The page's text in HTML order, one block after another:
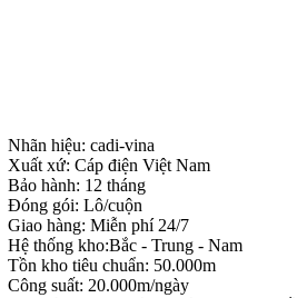
Nhãn hiệu: cadi-vina
Xuất xứ: Cáp điện Việt Nam
Bảo hành: 12 tháng
Đóng gói: Lô/cuộn
Giao hàng: Miễn phí 24/7
Hệ thống kho:Bắc - Trung - Nam
Tồn kho tiêu chuẩn: 50.000m
Công suất: 20.000m/ngày